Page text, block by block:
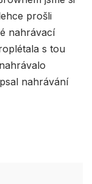
prošli
nahrávací
s tou
nahrávání